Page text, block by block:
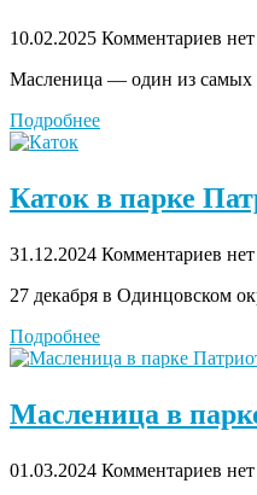
10.02.2025 Комментариев нет
Масленица — один из самых
Подробнее
Каток в парке
31.12.2024 Комментариев нет
27 декабря в Одинцовском
Подробнее
Масленица в
01.03.2024 Комментариев нет